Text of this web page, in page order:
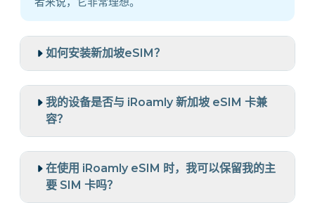
如何安装新加坡eSIM？
我的设备是否与 iRoamly 新加坡 eSIM 卡兼
容？
在使用 iRoamly eSIM 时，我可以保留我的主
要 SIM 卡吗？